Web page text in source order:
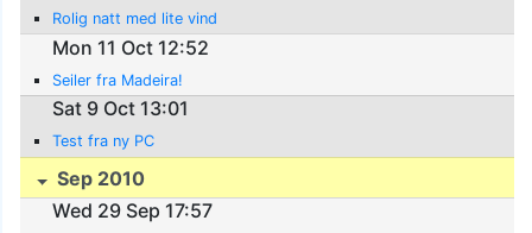
Rolig natt med lite vind
Mon 11 Oct 12:52
Seiler fra Madeira!
Sat 9 Oct 13:01
Test fra ny PC
Sep 2010
Wed 29 Sep 17:57